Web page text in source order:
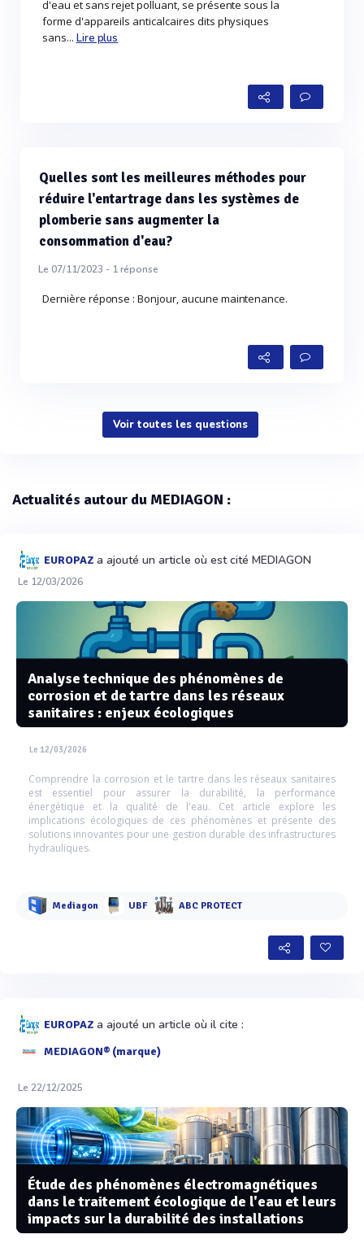
d'eau et sans rejet polluant, se présente sous la
forme d'appareils anticalcaires dits physiques
sans... Lire plus
Quelles sont les meilleures méthodes pour
réduire l'entartrage dans les systèmes de
plomberie sans augmenter la
consommation d'eau?
Le 07/11/2023 - 1réponse
Dernière réponse : Bonjour, aucune maintenance.
Voir toutes les questions
Actualités autour du MEDIAGON :
EUROPAZ a ajouté un article où est cité MEDIAGON
Le 12/03/2026
Analyse technique des phénomènes de
corrosion et de tartre dans les réseaux
sanitaires : enjeux écologiques
Le 12/03/2026
Comprendre la corrosion et le tartre dans les réseaux sanitaires
est essentiel pour assurer la durabilité, la performance
énergétique et la qualité de l'eau. Cet article explore les
implications écologiques de ces phénomènes et présente des
solutions innovantes pour une gestion durable des infrastructures
hydrauliques.
Mediagon UBF ABC PROTECT
EUROPAZ a ajouté un article où il cite :
MEDIAGON® (marque)
Le 22/12/2025
Étude des phénomènes électromagnétiques
dans le traitement écologique de l'eau et leurs
impacts sur la durabilité des installations